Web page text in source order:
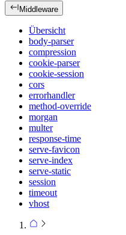
Middleware
Übersicht
body-parser
compression
cookie-parser
cookie-session
cors
errorhandler
method-override
morgan
multer
response-time
serve-favicon
serve-index
serve-static
session
timeout
vhost